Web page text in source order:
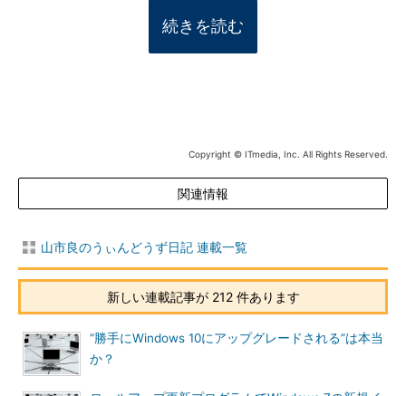
続きを読む
Copyright © ITmedia, Inc. All Rights Reserved.
関連情報
山市良のうぃんどうず日記 連載一覧
新しい連載記事が 212 件あります
“勝手にWindows 10にアップグレードされる”は本当
か？